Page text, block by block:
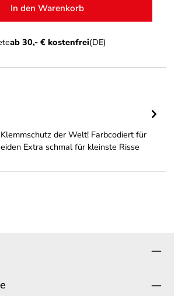
In den Warenkorb
ab 30,- € kostenfrei(DE)
der Welt! Farbcodiert für
Extra schmal für kleinste Risse